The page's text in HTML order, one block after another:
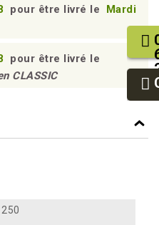
pour être livré le
Mardi
pour être livré le
CLASSIC
250